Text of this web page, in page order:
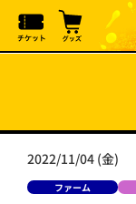
2022/11/04 (金)
ファーム